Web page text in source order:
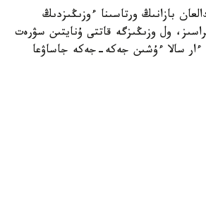
بازانىڭ ورتاسىنا ءوزىڭىزدىڭ
ول وزىڭىزگە قاتتى ۇنايتىن سۋرەت
ءار سالا ءۇشىن جەكە-جەكە جاساۋعا